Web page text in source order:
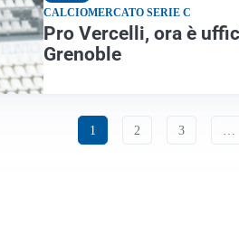
CALCIOMERCATO SERIE C
Pro Vercelli, ora è
Grenoble
1 2 3